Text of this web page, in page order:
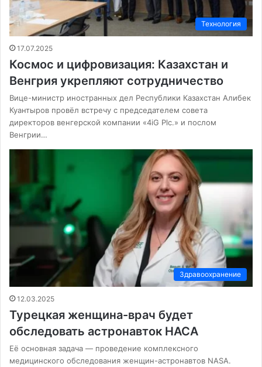
Технология
17.07.2025
Космос и цифровизация: Казахстан и
Венгрия укрепляют сотрудничество
Вице-министр иностранных дел Республики Казахстан Алибек
Куантыров провёл встречу с председателем совета
директоров венгерской компании «4iG Plc.» и послом
Венгрии…
Здравоохранение
12.03.2025
Турецкая женщина-врач будет
обследовать астронавток НАСА
Её основная задача — проведение комплексного
медицинского обследования женщин-астронавтов NASA.